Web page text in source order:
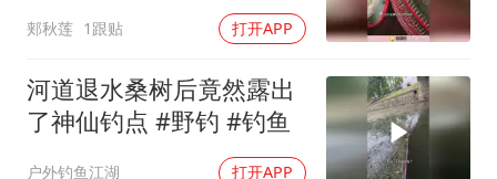
香港宏福苑火灾或由烟头引起
人民的健康、体质、幸福一脉相承
郏秋莲 1跟贴 打开APP
河道退水桑树后竟然露出
了神仙钓点 #野钓 #钓鱼
户外钓鱼江湖 打开APP